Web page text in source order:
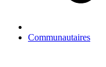
Communautaires